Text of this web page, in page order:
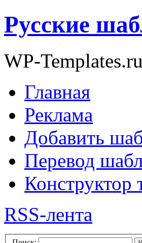
Русские
WP-
Главная
Реклама
Добавить
Перевод
Конструктор
RSS-лента